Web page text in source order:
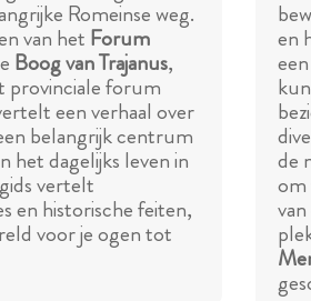
Romeinse weg.
van het Forum
Boog van Trajanus,
provinciale forum
een verhaal over
belangrijk centrum
het dagelijks leven in
vertelt
en historische feiten,
voor je ogen tot
en
de
om